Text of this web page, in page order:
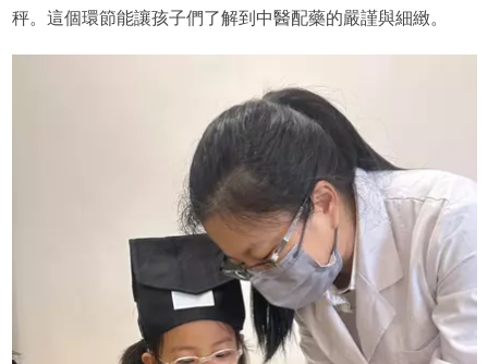
秤。這個環節能讓孩子們了解到中醫配藥的嚴謹與細緻。